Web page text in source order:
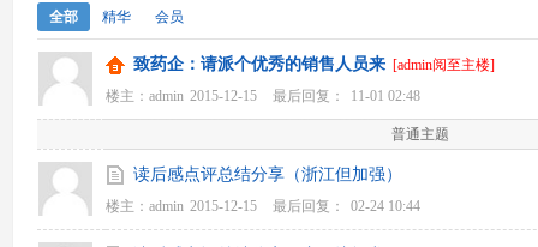
全部 精华 会员
致药企：请派个优秀的销售人员来 [admin阅至主楼]
楼主： admin 2015-12-15 最后回复： 11-01 02:48
普通主题
读后感点评总结分享（浙江但加强）
楼主： admin 2015-12-15 最后回复： 02-24 10:44